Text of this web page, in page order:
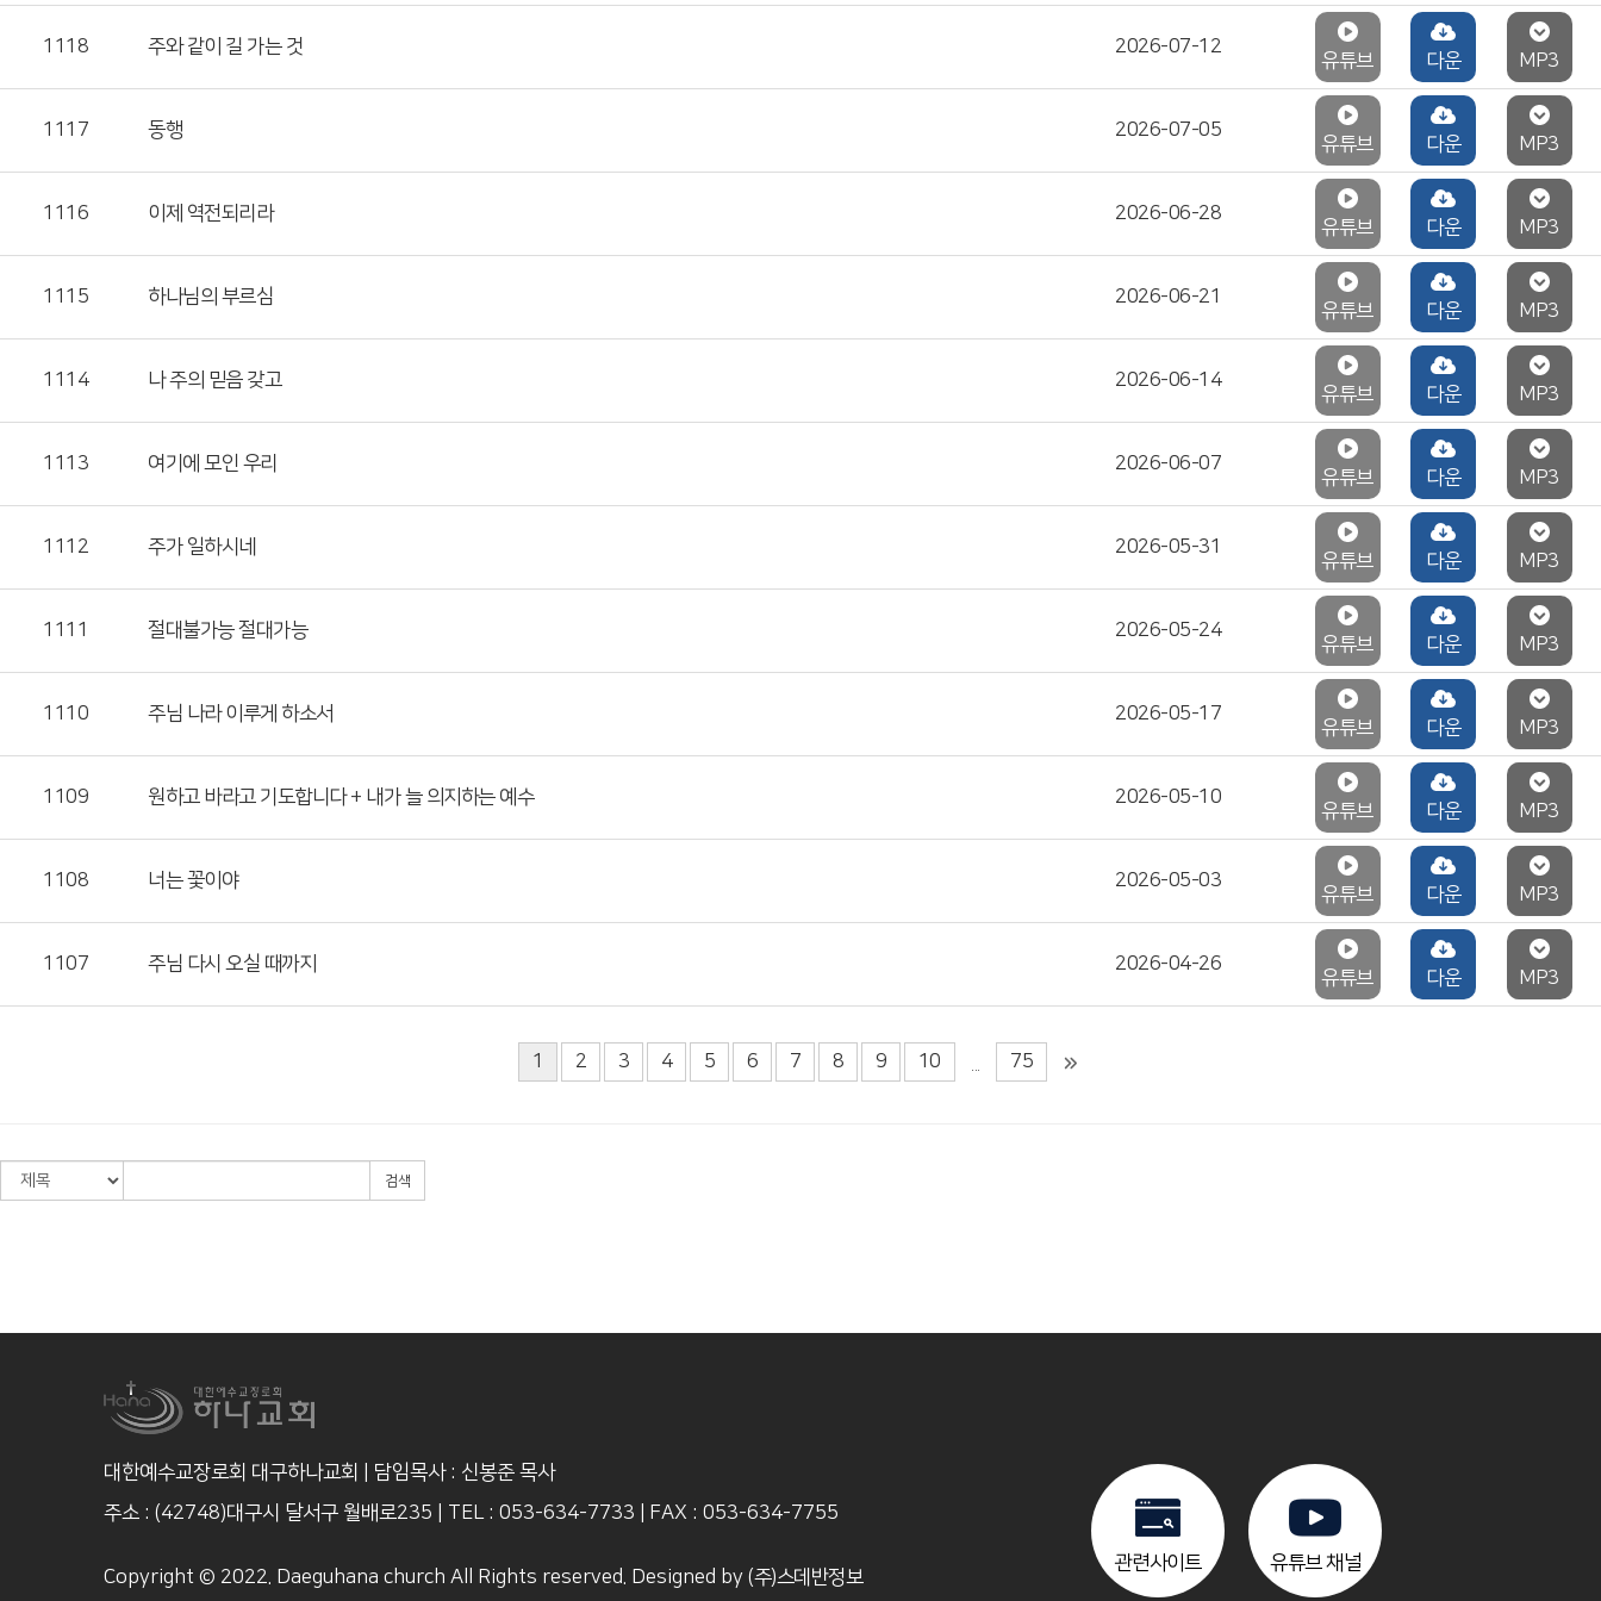
1118 주와 같이 길 가는 것 2026-07-12
유튜브 다운 MP3
1117 동행 2026-07-05
유튜브 다운 MP3
1116 이제 역전되리라 2026-06-28
유튜브 다운 MP3
1115 하나님의 부르심 2026-06-21
유튜브 다운 MP3
1114 나 주의 믿음 갖고 2026-06-14
유튜브 다운 MP3
1113 여기에 모인 우리 2026-06-07
유튜브 다운 MP3
1112 주가 일하시네 2026-05-31
유튜브 다운 MP3
1111 절대불가능 절대가능 2026-05-24
유튜브 다운 MP3
1110 주님 나라 이루게 하소서 2026-05-17
유튜브 다운 MP3
1109 원하고 바라고 기도합니다 + 내가 늘 의지하는 예수 2026-05-10
유튜브 다운 MP3
1108 너는 꽃이야 2026-05-03
유튜브 다운 MP3
1107 주님 다시 오실 때까지 2026-04-26
유튜브 다운 MP3
1 2 3 4 5 6 7 8 9 10 75
검색
대한예수교장로회 대구하나교회 | 담임목사 : 신봉준 목사
주소 : (42748)대구시 달서구 월배로235
TEL : 053-634-7733 FAX : 053-634-7755
Copyright © 2022. Daeguhana church All Rights reserved. Designed by (주)스데반정보
관련사이트 유튜브 채널